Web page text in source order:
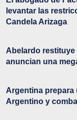
levantar las
Candela Arizaga
Abelardo restituye
anuncian una
Argentina prepara
Argentino y